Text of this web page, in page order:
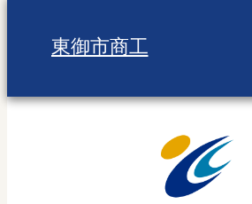
東御市商工